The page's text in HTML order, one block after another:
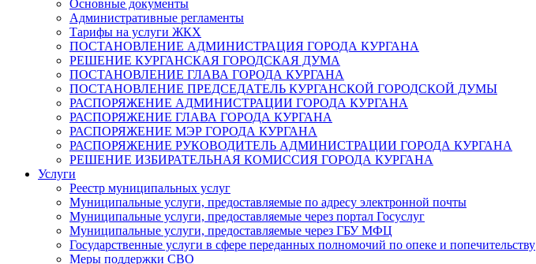
Основные документы
Административные регламенты
Тарифы на услуги ЖКХ
ПОСТАНОВЛЕНИЕ АДМИНИСТРАЦИЯ ГОРОДА КУРГАНА
РЕШЕНИЕ КУРГАНСКАЯ ГОРОДСКАЯ ДУМА
ПОСТАНОВЛЕНИЕ ГЛАВА ГОРОДА КУРГАНА
ПОСТАНОВЛЕНИЕ ПРЕДСЕДАТЕЛЬ КУРГАНСКОЙ ГОРОДСКОЙ ДУМЫ
РАСПОРЯЖЕНИЕ АДМИНИСТРАЦИИ ГОРОДА КУРГАНА
РАСПОРЯЖЕНИЕ ГЛАВА ГОРОДА КУРГАНА
РАСПОРЯЖЕНИЕ МЭР ГОРОДА КУРГАНА
РАСПОРЯЖЕНИЕ РУКОВОДИТЕЛЬ АДМИНИСТРАЦИИ ГОРОДА КУРГАНА
РЕШЕНИЕ ИЗБИРАТЕЛЬНАЯ КОМИССИЯ ГОРОДА КУРГАНА
Услуги
Реестр муниципальных услуг
Муниципальные услуги, предоставляемые по адресу электронной почты
Муниципальные услуги, предоставляемые через портал Госуслуг
Муниципальные услуги, предоставляемые через ГБУ МФЦ
Государственные услуги в сфере переданных полномочий по опеке и попечительству
Меры поддержки СВО